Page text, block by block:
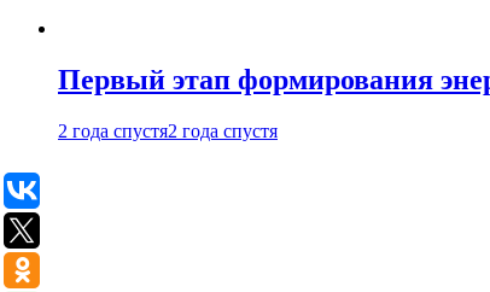
Первый этап формирования
2 года спустя2 года спустя